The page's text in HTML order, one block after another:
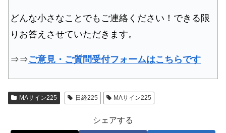
どんな小さなことでもご連絡ください！できる限
りお答えさせていただきます。
⇒⇒ご意見・ご質問受付フォームはこちらです
MAサイン225 日経225 MAサイン225
シェアする